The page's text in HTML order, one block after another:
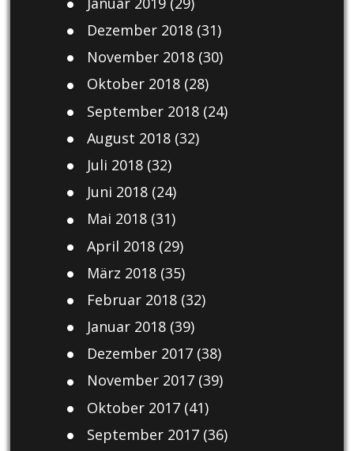
Dezember 2018(31)
November 2018(30)
Oktober 2018(28)
September 2018(24)
August 2018(32)
Juli 2018(32)
Juni 2018(24)
Mai 2018(31)
April 2018(29)
März 2018(35)
Februar 2018(32)
Januar 2018(39)
Dezember 2017(38)
November 2017(39)
Oktober 2017(41)
September 2017(36)